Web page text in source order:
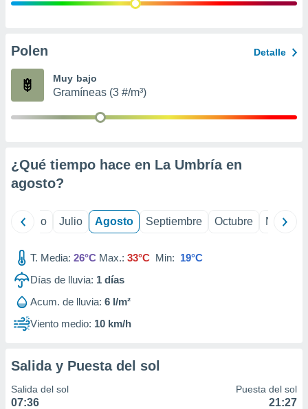
e
publicidad
Polen Detalle
Muy bajo
Gramíneas (3 #/m³)
¿Qué tiempo hace en La Umbría en
agosto?
Junio Julio Agosto Septiembre Octubre
T. Media: 26°C Max.: 33°C Min: 19°C
Días de lluvia: 1 días
Acum. de lluvia: 6 l/m²
Viento medio: 10 km/h
Salida y Puesta del sol
Salida del sol
07:36
Puesta del sol
21:27